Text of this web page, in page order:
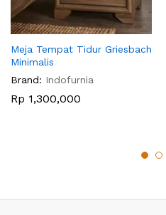
Meja Tempat Tidur Griesbach
Minimalis
Brand: Indofurnia
Rp 1,300,000